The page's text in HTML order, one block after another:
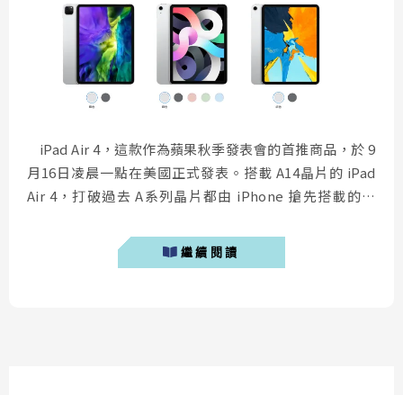
iPad Air 4，這款作為蘋果秋季發表會的首推商品，於 9
月16日凌晨一點在美國正式發表。搭載 A14晶片的 iPad
Air 4，打破過去 A系列晶片都由 iPhone 搶先搭載的慣
似規格不錯的平板，筆者將提出三個不推薦購買 iPad Air
4 的原因。 iPad A...
繼續閱讀